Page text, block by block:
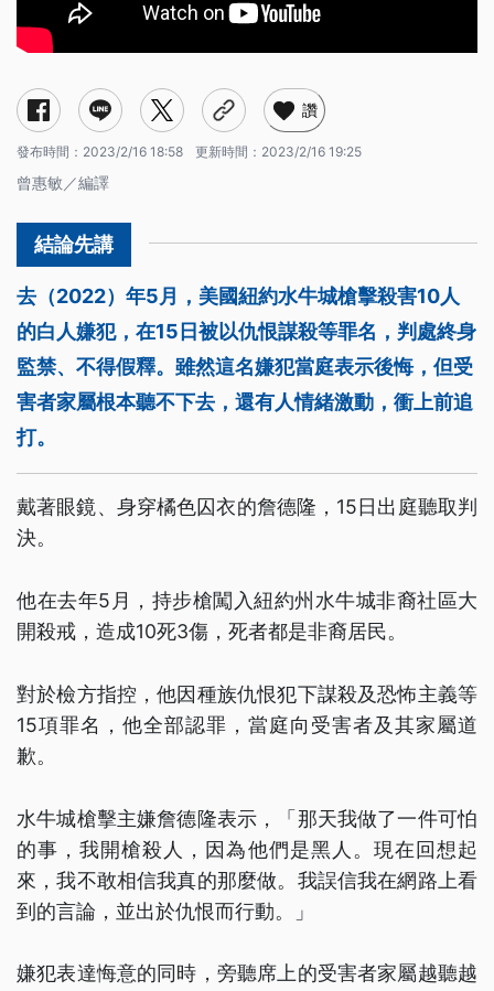
讚
發布時間： 2023/2/16 18:58 更新時間： 2023/2/16 19:25
曾惠敏／編譯
去（2022）年5月，美國紐約水牛城槍擊殺害10人
的白人嫌犯，在15日被以仇恨謀殺等罪名，判處終身
監禁、不得假釋。雖然這名嫌犯當庭表示後悔，但受
害者家屬根本聽不下去，還有人情緒激動，衝上前追
打。
戴著眼鏡、身穿橘色囚衣的詹德隆，15日出庭聽取判
決。
他在去年5月，持步槍闖入紐約州水牛城非裔社區大
開殺戒，造成10死3傷，死者都是非裔居民。
對於檢方指控，他因種族仇恨犯下謀殺及恐怖主義等
15項罪名，他全部認罪，當庭向受害者及其家屬道
歉。
水牛城槍擊主嫌詹德隆表示，「那天我做了一件可怕
的事，我開槍殺人，因為他們是黑人。現在回想起
來，我不敢相信我真的那麼做。我誤信我在網路上看
到的言論，並出於仇恨而行動。」
嫌犯表達悔意的同時，旁聽席上的受害者家屬越聽越